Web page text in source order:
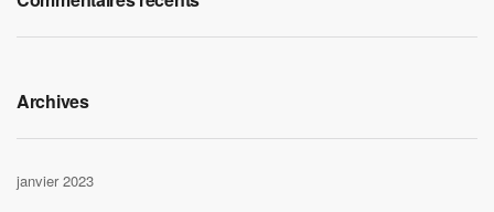
Archives
janvier 2023